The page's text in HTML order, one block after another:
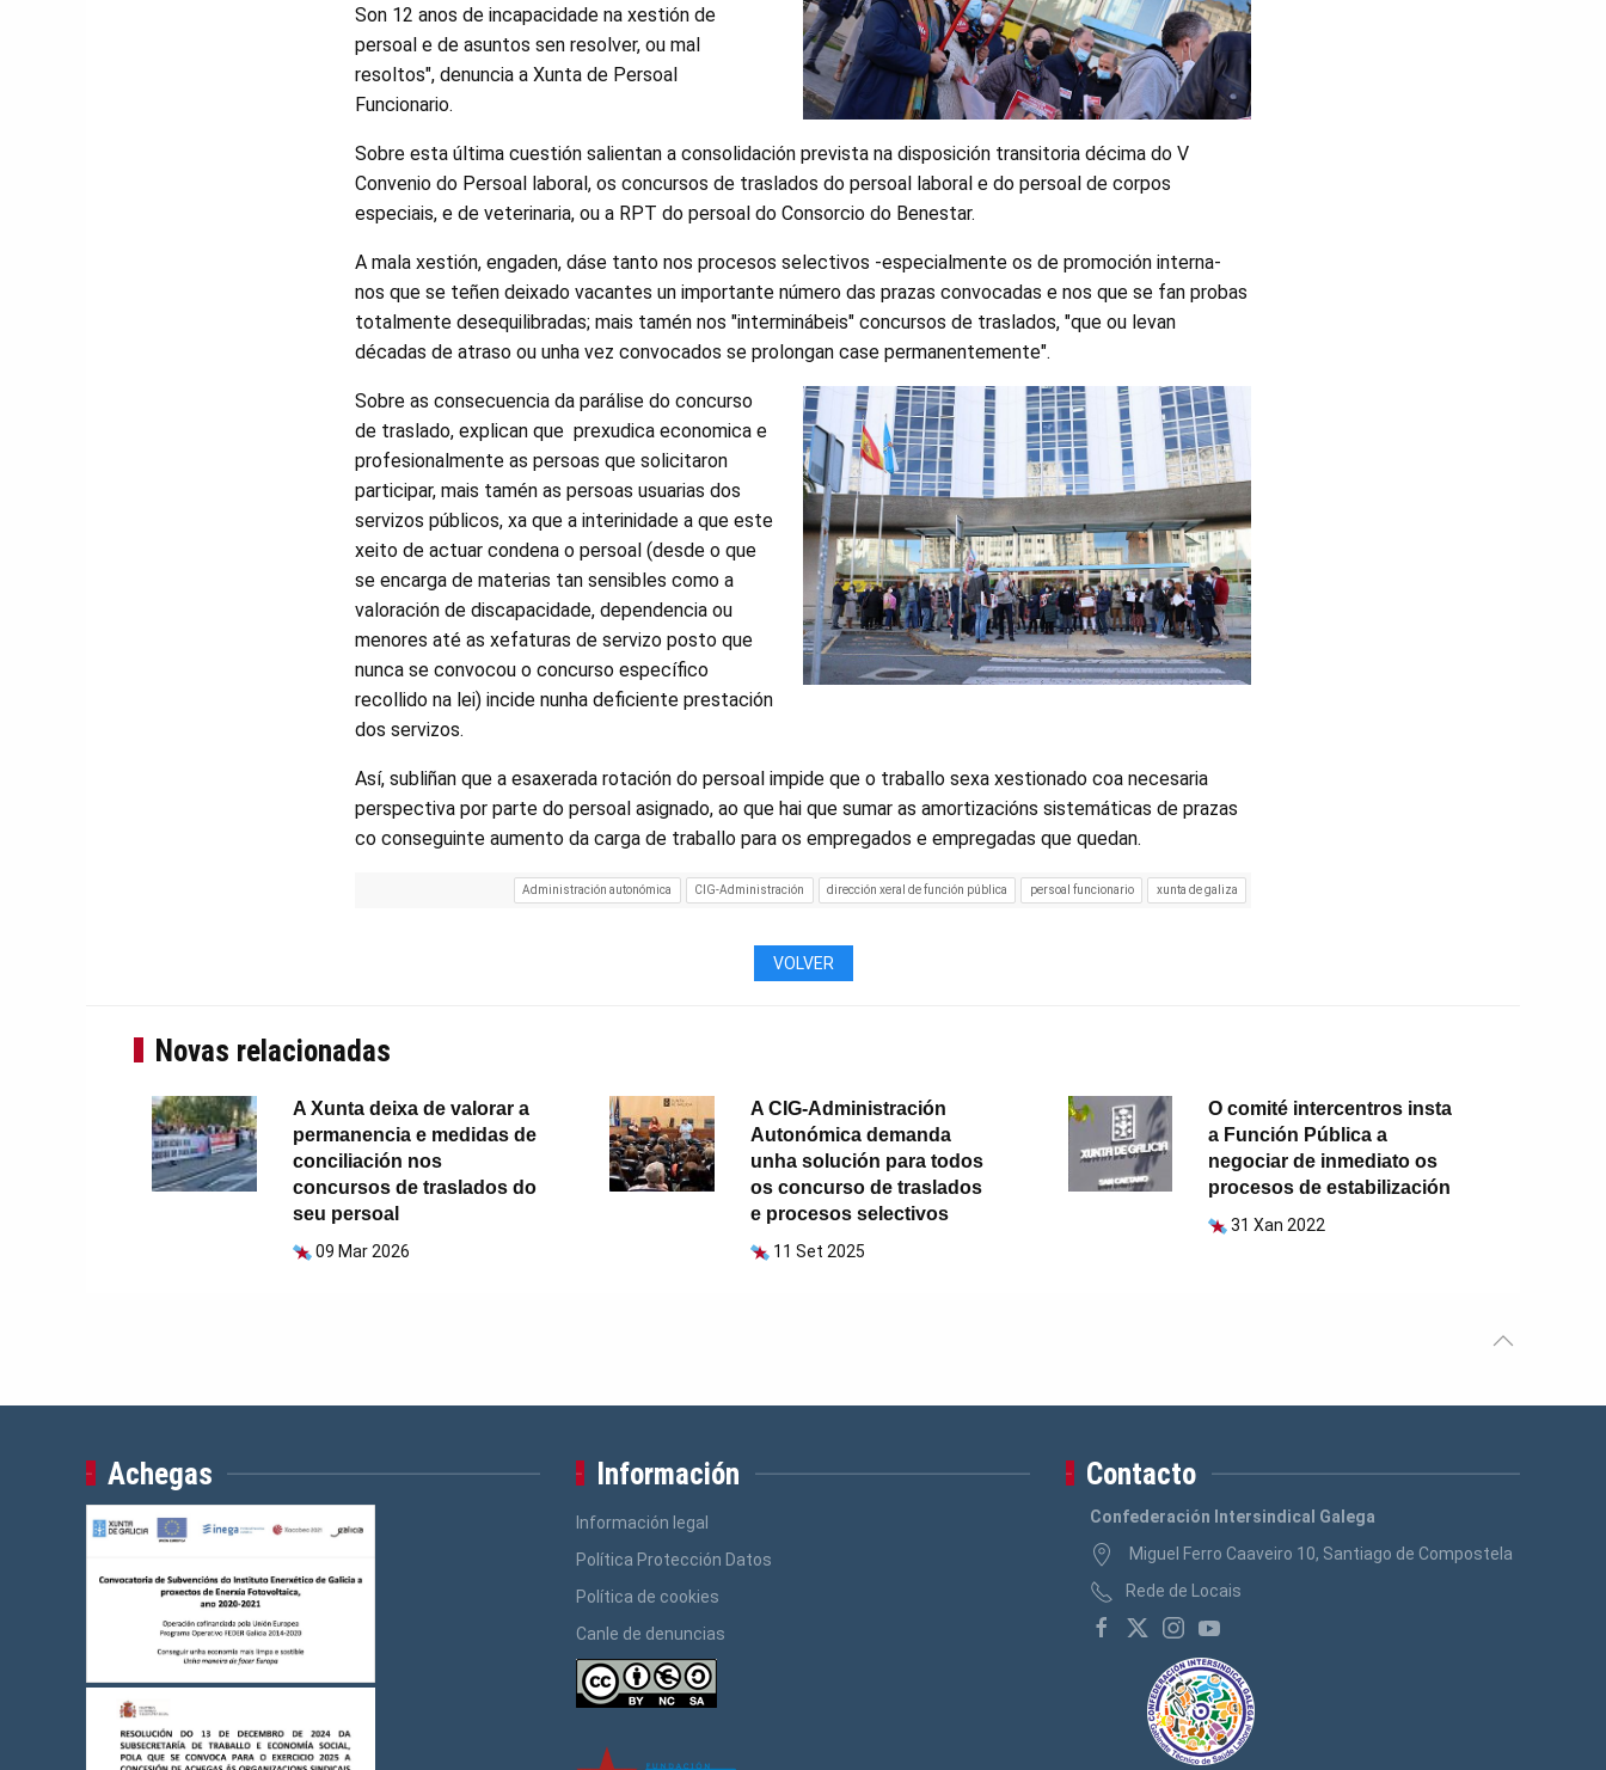
Son 12 anos de incapacidade na xestión de
persoal e de asuntos sen resolver, ou mal
resoltos", denuncia a Xunta de Persoal
Funcionario.
Sobre esta última cuestión salientan a consolidación prevista na disposición transitoria décima do V
Convenio do Persoal laboral, os concursos de traslados do persoal laboral e do persoal de corpos
especiais, e de veterinaria, ou a RPT do persoal do Consorcio do Benestar.
A mala xestión, engaden, dáse tanto nos procesos selectivos -especialmente os de promoción interna-
nos que se teñen deixado vacantes un importante número das prazas convocadas e nos que se fan probas
totalmente desequilibradas; mais tamén nos "interminábeis" concursos de traslados, "que ou levan
décadas de atraso ou unha vez convocados se prolongan case permanentemente".
Sobre as consecuencia da parálise do concurso
de traslado, explican que prexudica economica e
profesionalmente as persoas que solicitaron
participar, mais tamén as persoas usuarias dos
servizos públicos, xa que a interinidade a que este
xeito de actuar condena o persoal (desde o que
se encarga de materias tan sensibles como a
valoración de discapacidade, dependencia ou
menores até as xefaturas de servizo posto que
nunca se convocou o concurso específico
recollido na lei) incide nunha deficiente prestación
dos servizos.
Así, subliñan que a esaxerada rotación do persoal impide que o traballo sexa xestionado coa necesaria
perspectiva por parte do persoal asignado, ao que hai que sumar as amortizacións sistemáticas de prazas
co conseguinte aumento da carga de traballo para os empregados e empregadas que quedan.
Administración autonómica CIG-Administración dirección xeral de función pública persoal funcionario xunta de galiza
VOLVER
Novas relacionadas
A Xunta deixa de valorar a
permanencia e medidas de
conciliación nos
concursos de traslados do
seu persoal
09 Mar 2026
A CIG-Administración
Autonómica demanda
unha solución para todos
os concurso de traslados
e procesos selectivos
11 Set 2025
O comité intercentros insta
a Función Pública a
negociar de inmediato os
procesos de estabilización
31 Xan 2022
Achegas Información
Información legal
Política Protección Datos
Política de cookies
Canle de denuncias
Contacto
Confederación Intersindical Galega
Miguel Ferro Caaveiro 10, Santiago de Compostela
Rede de Locais